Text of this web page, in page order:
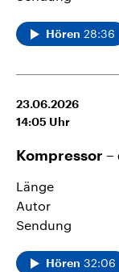
Hören 28:36
23.06.2026
14:05 Uhr
Kompressor
Länge
Autor
Sendung
Hören 32:06